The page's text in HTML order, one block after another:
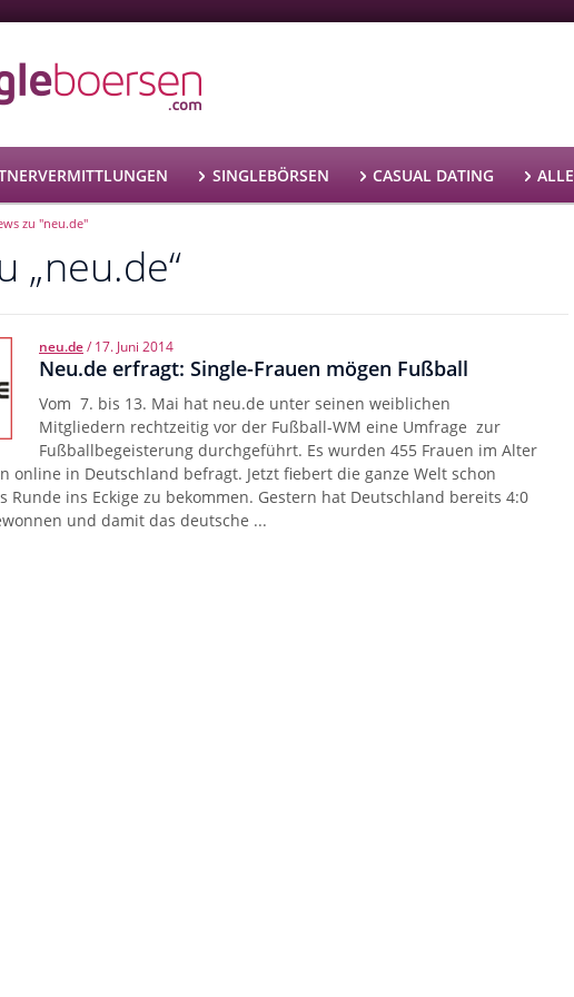
SINGLEBÖRSEN CASUAL DATING ALLE
zu "neu.de"
„neu.de“
neu.de/ 17. Juni 2014
Neu.de erfragt: Single-Frauen mögen Fußball
Vom 7. bis 13. Mai hat neu.de unter seinen weiblichen
Mitgliedern rechtzeitig vor der Fußball-WM eine Umfrage zur
Fußballbegeisterung durchgeführt. Es wurden 455 Frauen im Alter
online in Deutschland befragt. Jetzt fiebert die ganze Welt schon
Runde ins Eckige zu bekommen. Gestern hat Deutschland bereits 4:0
und damit das deutsche ...